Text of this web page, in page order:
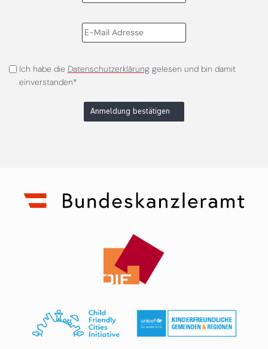
Ich habe die Datenschutzerklärunggelesen und bin damit
einverstanden*
Anmeldung bestätigen